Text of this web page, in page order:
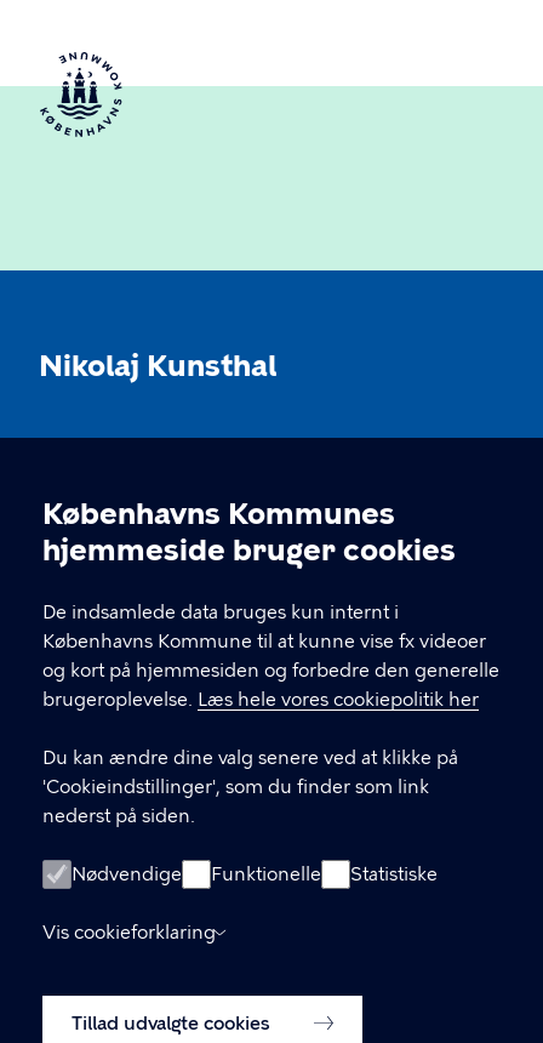
Cookieindstillinger
Københavns Kommunes
hjemmeside bruger cookies
De indsamlede data bruges kun internt i
Københavns Kommune til at kunne vise fx videoer
og kort på hjemmesiden og forbedre den generelle
brugeroplevelse. Læs hele vores cookiepolitik her
Du kan ændre dine valg senere ved at klikke på
'Cookieindstillinger', som du finder som link
nederst på siden.
Nødvendige Funktionelle Statistiske
Vis cookieforklaring
Tillad udvalgte cookies
Nikolaj Kunsthal
Nikolaj Plads 10, 1067 København
nikolajkunsthal@kff.kk.dk
EAN: 5798009780331
LINKS
Kontakt
Facebook
Instagram
Linkedin
Cookiepolitik